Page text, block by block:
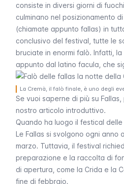
consiste in diversi giorni di
culminano nel posizionamento
(chiamate appunto fallas) in
conclusivo del festival, tutte le
bruciate in enormi falò. Infatti, la
appunto dal latino facula , che
La Cremà, il falò finale, è uno degli
Se vuoi saperne di più su Fallas
nostro articolo introduttivo.
Quando ha luogo il festical delle
Le Fallas si svolgono ogni anno
marzo. Tuttavia, il festival
preparazione e la raccolta di
di apertura, come la Crida e la
fine di febbraio.